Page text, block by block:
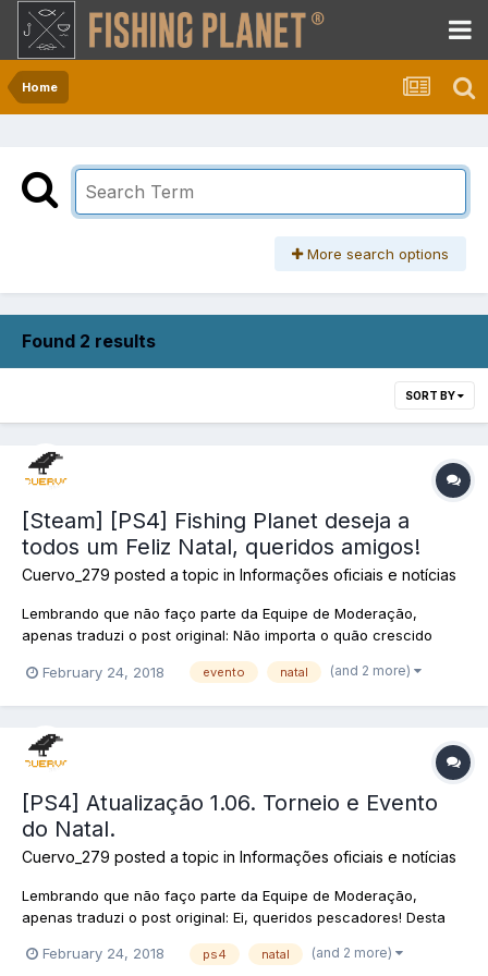
Home
More search options
Found 2 results
SORT BY
[Steam] [PS4] Fishing Planet deseja a
todos um Feliz Natal, queridos amigos!
Cuervo_279 posted a topic in Informações oficiais e notícias
Lembrando que não faço parte da Equipe de Moderação,
apenas traduzi o post original: Não importa o quão crescido
antecipação de algo mágico no ar ... em cada canto! E desta vez
February 24, 2018 evento natal (and 2 more)
[PS4] Atualização 1.06. Torneio e Evento
do Natal.
Cuervo_279 posted a topic in Informações oficiais e notícias
Lembrando que não faço parte da Equipe de Moderação,
apenas traduzi o post original: Ei, queridos pescadores! Desta
ano - o Tour dos Gigantes de Natal! Este evento não é sobre
February 24, 2018 ps4 natal (and 2 more)